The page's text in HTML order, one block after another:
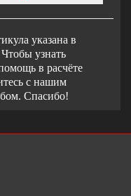
указана в
узнать
в расчёте
с нашим
Спасибо!